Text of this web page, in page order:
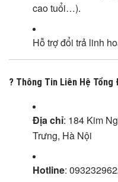
cao tuổi…).
Hỗ trợ đổi trả linh
? Thông Tin Liên Hệ Tổng
Địa chỉ: 184 Kim
Trưng, Hà Nội
Hotline: